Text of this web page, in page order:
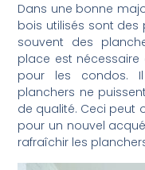
Dans une bonne
bois utilisés sont des
souvent des
place est
pour les condos.
planchers ne
de qualité. Ceci peut
pour un nouvel
rafraîchir les